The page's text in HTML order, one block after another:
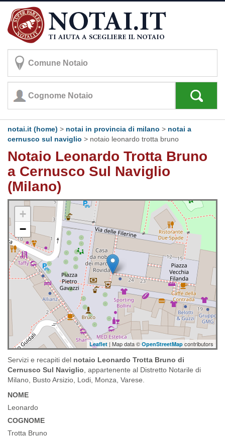
notai.it (home) > notai in provincia di milano > notai a
cernusco sul naviglio > notaio leonardo trotta bruno
Notaio Leonardo Trotta Bruno
a Cernusco Sul Naviglio
(Milano)
+
−
Leaflet | Map data © OpenStreetMap contributors
Servizi e recapiti del notaio Leonardo Trotta Bruno di
Cernusco Sul Naviglio , appartenente al Distretto Notarile di
Milano, Busto Arsizio, Lodi, Monza, Varese.
NOME
Leonardo
COGNOME
Trotta Bruno